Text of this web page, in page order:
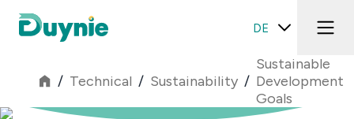
DE
/ Technical / Sustainability /
Sustainable
Development
Goals